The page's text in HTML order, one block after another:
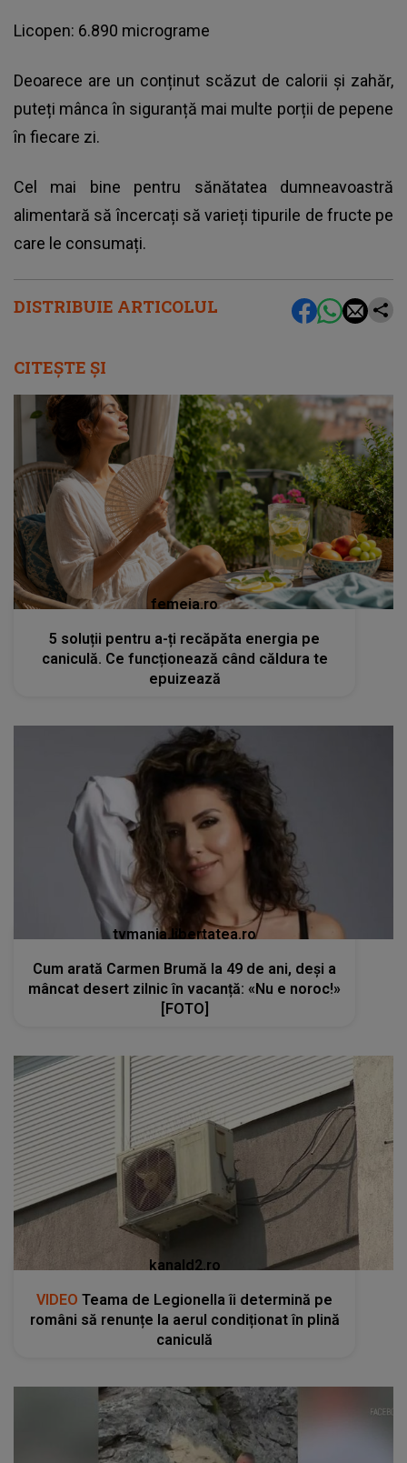
DISTRIBUIE ARTICOLUL
Licopen: 6.890 micrograme
Deoarece are un conținut scăzut de calorii și zahăr,
puteți mânca în siguranță mai multe porții de pepene
în fiecare zi.
Cel mai bine pentru sănătatea dumneavoastră
alimentară să încercați să varieți tipurile de fructe pe
care le consumați.
CITEȘTE ȘI
femeia.ro
5 soluții pentru a-ți recăpăta energia pe
caniculă. Ce funcționează când căldura te
epuizează
tvmania.libertatea.ro
Cum arată Carmen Brumă la 49 de ani, deși a
mâncat desert zilnic în vacanță: «Nu e noroc!»
[FOTO]
kanald2.ro
VIDEO Teama de Legionella îi determină pe
români să renunțe la aerul condiționat în plină
caniculă